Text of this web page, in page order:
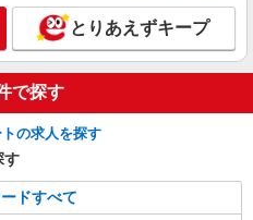
〜 ☆22時以降は時給25％UP（深夜
沖代町１－１－１
とりあえずキープ
で探す
の求人を探す
す
ドすべて